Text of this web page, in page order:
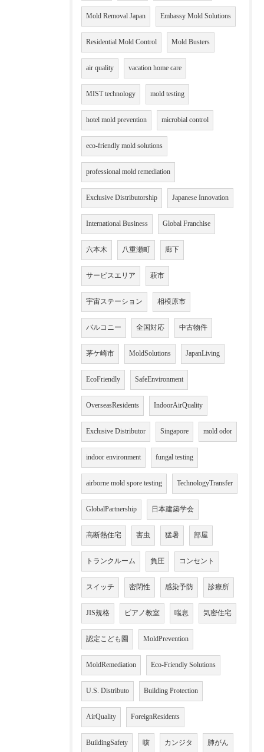
Mold Removal Japan Embassy Mold Solutions
Residential Mold Control Mold Busters
air quality vacation home care
MIST technology mold testing
hotel mold prevention microbial control
eco-friendly mold solutions
professional mold remediation
Exclusive Distributorship Japanese Innovation
International Business Global Franchise
六本木 八重瀬町 廊下
サービスエリア 萩市
宇宙ステーション 相模原市
バルコニー 全国対応 中古物件
茅ケ崎市 MoldSolutions JapanLiving
EcoFriendly SafeEnvironment
OverseasResidents IndoorAirQuality
Exclusive Distributor Singapore mold odor
indoor environment fungal testing
airborne mold spore testing TechnologyTransfer
GlobalPartnership 日本建築学会
高断熱住宅 害虫 猛暑 部屋
トランクルーム 負圧 コンセント
スイッチ 密閉性 感染予防 診療所
JIS規格 ピアノ教室 喘息 気密住宅
認定こども園 MoldPrevention
MoldRemediation Eco-Friendly Solutions
U.S. Distributo Building Protection
AirQuality ForeignResidents
BuildingSafety 咳 カンジタ 肺がん